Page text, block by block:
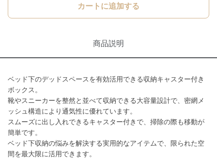
カートに追加する
商品説明
ベッド下のデッドスペースを有効活用できる収納キャスター付き
ボックス。
靴やスニーカーを整然と並べて収納できる大容量設計で、密網メ
ッシュ構造により通気性に優れています。
スムーズに出し入れできるキャスター付きで、掃除の際も移動が
簡単です。
ベッド下収納の悩みを解決する実用的なアイテムで、限られた空
間を最大限に活用できます。